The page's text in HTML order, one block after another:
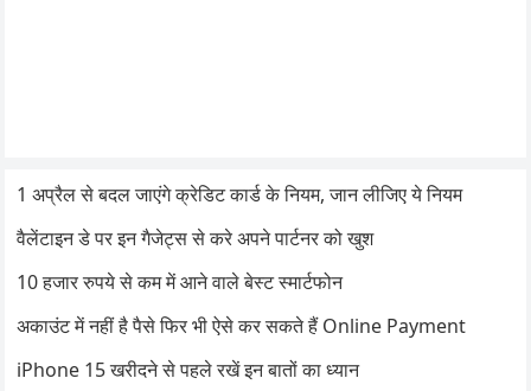
1 अप्रैल से बदल जाएंगे क्रेडिट कार्ड के नियम, जान लीजिए ये नियम
वैलेंटाइन डे पर इन गैजेट्स से करे अपने पार्टनर को खुश
10 हजार रुपये से कम में आने वाले बेस्ट स्मार्टफोन
अकाउंट में नहीं है पैसे फिर भी ऐसे कर सकते हैं Online Payment
iPhone 15 खरीदने से पहले रखें इन बातों का ध्यान